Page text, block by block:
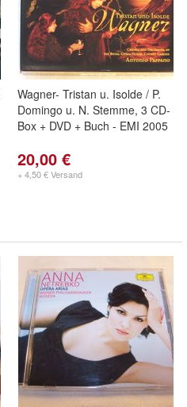
Wagner- Tristan u. Isolde / P.
Domingo u. N. Stemme, 3 CD-
Box + DVD + Buch - EMI 2005
20,00 €
+ 4,50 € Versand